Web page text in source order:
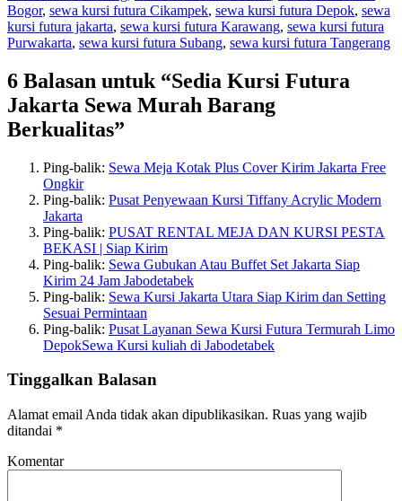
Bogor, sewa kursi futura Cikampek, sewa kursi futura Depok, sewa
kursi futura jakarta, sewa kursi futura Karawang, sewa kursi futura
Purwakarta, sewa kursi futura Subang, sewa kursi futura Tangerang
6 Balasan untuk “Sedia Kursi Futura
Jakarta Sewa Murah Barang
Berkualitas”
Ping-balik: Sewa Meja Kotak Plus Cover Kirim Jakarta Free
Ongkir
Ping-balik: Pusat Penyewaan Kursi Tiffany Acrylic Modern
Jakarta
Ping-balik: PUSAT RENTAL MEJA DAN KURSI PESTA
BEKASI | Siap Kirim
Ping-balik: Sewa Gubukan Atau Buffet Set Jakarta Siap
Kirim 24 Jam Jabodetabek
Ping-balik: Sewa Kursi Jakarta Utara Siap Kirim dan Setting
Sesuai Permintaan
Ping-balik: Pusat Layanan Sewa Kursi Futura Termurah Limo
DepokSewa Kursi kuliah di Jabodetabek
Tinggalkan Balasan
Alamat email Anda tidak akan dipublikasikan. Ruas yang wajib
ditandai *
Komentar